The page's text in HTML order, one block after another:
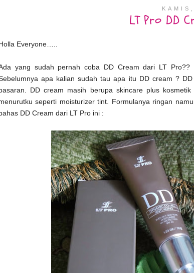
LT Pro DD
Everyone…..
yang sudah pernah coba DD Cream dari LT Pro??
apa kalian sudah tau apa itu DD cream ?
DD cream masih berupa skincare plus
seperti moisturizer tint. Formulanya ringan
DD Cream dari LT Pro ini :